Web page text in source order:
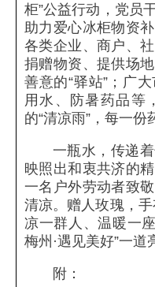
柜”公益行动，党员
助力爱心冰柜物资
各类企业、商户、
捐赠物资、提供场
善意的“驿站”；广
用水、防暑药品等
的“清凉雨”，每一份
一瓶水，传递
映照出和衷共济的
一名户外劳动者致
清凉。赠人玫瑰，
凉一群人、温暖一
梅州·遇见美好”一道
附：